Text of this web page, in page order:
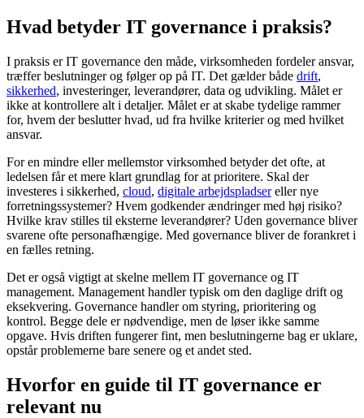
Hvad betyder IT governance i praksis?
I praksis er IT governance den måde, virksomheden fordeler ansvar,
træffer beslutninger og følger op på IT. Det gælder både drift,
sikkerhed, investeringer, leverandører, data og udvikling. Målet er
ikke at kontrollere alt i detaljer. Målet er at skabe tydelige rammer
for, hvem der beslutter hvad, ud fra hvilke kriterier og med hvilket
ansvar.
For en mindre eller mellemstor virksomhed betyder det ofte, at
ledelsen får et mere klart grundlag for at prioritere. Skal der
investeres i sikkerhed, cloud, digitale arbejdspladsereller nye
forretningssystemer? Hvem godkender ændringer med høj risiko?
Hvilke krav stilles til eksterne leverandører? Uden governance bliver
svarene ofte personafhængige. Med governance bliver de forankret i
en fælles retning.
Det er også vigtigt at skelne mellem IT governance og IT
management. Management handler typisk om den daglige drift og
eksekvering. Governance handler om styring, prioritering og
kontrol. Begge dele er nødvendige, men de løser ikke samme
opgave. Hvis driften fungerer fint, men beslutningerne bag er uklare,
opstår problemerne bare senere og et andet sted.
Hvorfor en guide til IT governance er
relevant nu